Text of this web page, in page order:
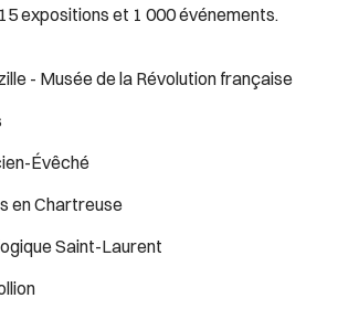
expositions et 1 000 événements.
- Musée de la Révolution française
Évêché
en Chartreuse
Saint-Laurent